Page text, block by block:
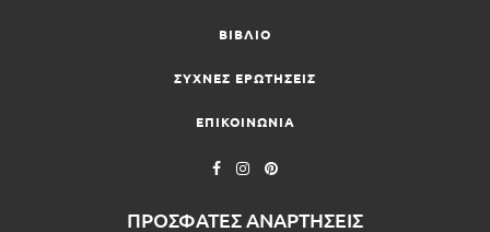
ΒΙΒΛΙΟ
ΣΥΧΝΕΣ ΕΡΩΤΗΣΕΙΣ
ΕΠΙΚΟΙΝΩΝΙΑ
ΠΡΟΣΦΑΤΕΣ ΑΝΑΡΤΗΣΕΙΣ